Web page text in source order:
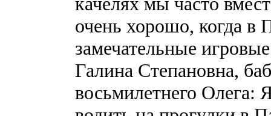
очень хорошо, когда в
замечательные
Галина Степановна,
восьмилетнего Олега: